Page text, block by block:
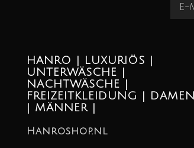
HANRO | LUXURIÖS |
UNTERWÄSCHE |
NACHTWÄSCHE |
FREIZEITKLEIDUNG | DAMEN
| MÄNNER |
Hanroshop.nl